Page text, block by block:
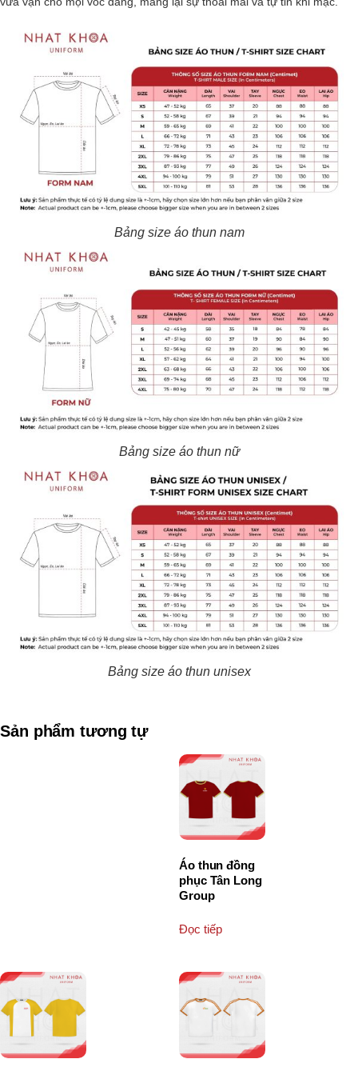
Bảng size áo thun nam
Bảng size áo thun nữ
Bảng size áo thun unisex
Sản phẩm tương tự
Áo thun đồng
phục Tân Long
Group
Đọc tiếp